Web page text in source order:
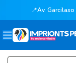
📍Av.